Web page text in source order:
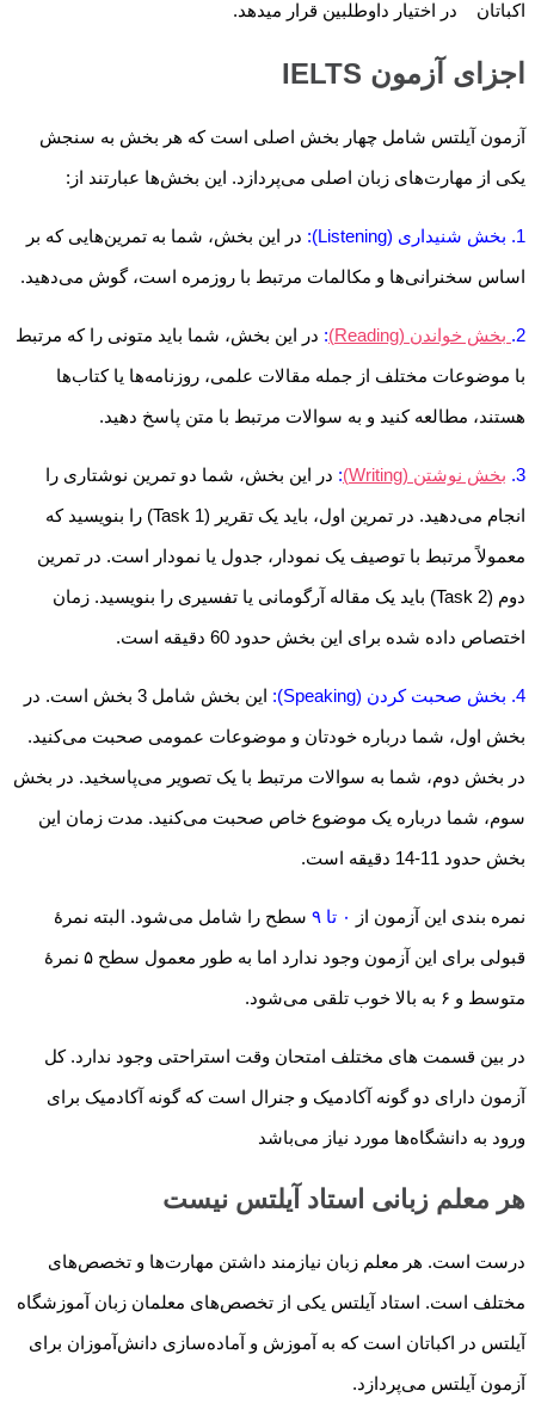
اکباتان در اختیار داوطلبین قرار میدهد.
اجزای آزمون IELTS
آزمون آیلتس شامل چهار بخش اصلی است که هر بخش به سنجش
یکی از مهارت‌های زبان اصلی می‌پردازد. این بخش‌ها عبارتند از:
1. بخش شنیداری (Listening):
در این بخش، شما به تمرین‌هایی که بر
اساس سخنرانی‌ها و مکالمات مرتبط با روزمره است، گوش می‌دهید.
2. بخش خواندن (Reading) : در این بخش، شما باید متونی را که مرتبط
با موضوعات مختلف از جمله مقالات علمی، روزنامه‌ها یا کتاب‌ها
هستند، مطالعه کنید و به سوالات مرتبط با متن پاسخ دهید.
3. بخش نوشتن (Writing) : در این بخش، شما دو تمرین نوشتاری را
انجام می‌دهید. در تمرین اول، باید یک تقریر (Task 1) را بنویسید که
معمولاً مرتبط با توصیف یک نمودار، جدول یا نمودار است. در تمرین
دوم (Task 2) باید یک مقاله آرگومانی یا تفسیری را بنویسید. زمان
اختصاص داده شده برای این بخش حدود 60 دقیقه است.
4. بخش صحبت کردن (Speaking):
این بخش شامل 3 بخش است. در
بخش اول، شما درباره خودتان و موضوعات عمومی صحبت می‌کنید.
در بخش دوم، شما به سوالات مرتبط با یک تصویر می‌پاسخید. در بخش
سوم، شما درباره یک موضوع خاص صحبت می‌کنید. مدت زمان این
بخش حدود 11-14 دقیقه است.
نمره بندی این آزمون از
سطح را شامل می‌شود. البته نمرهٔ
قبولی برای این آزمون وجود ندارد اما به طور معمول سطح ۵ نمرهٔ
متوسط و ۶ به بالا خوب تلقی می‌شود.
در بین قسمت های مختلف امتحان وقت استراحتی وجود ندارد. کل
آزمون دارای دو گونه آکادمیک و جنرال است که گونه آکادمیک برای
ورود به دانشگاه‌ها مورد نیاز می‌باشد
هر معلم زبانی استاد آیلتس نیست
درست است. هر معلم زبان نیازمند داشتن مهارت‌ها و تخصص‌های
مختلف است. استاد آیلتس یکی از تخصص‌های معلمان زبان آموزشگاه
آیلتس در اکباتان است که به آموزش و آماده‌سازی دانش‌آموزان برای
آزمون آیلتس می‌پردازد.